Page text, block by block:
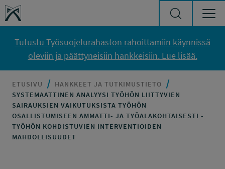
Siirry sisältöön
Työsuojelurahasto
Tutustu Työsuojelurahaston rahoittamiin käynnissä
oleviin ja päättyneisiin hankkeisiin. Lue lisää.
ETUSIVU
HANKKEET JA TUTKIMUSTIETO
SYSTEMAATTINEN ANALYYSI TYÖHÖN LIITTYVIEN
SAIRAUKSIEN VAIKUTUKSISTA TYÖHÖN
OSALLISTUMISEEN AMMATTI- JA TYÖALAKOHTAISESTI -
TYÖHÖN KOHDISTUVIEN INTERVENTIOIDEN
MAHDOLLISUUDET